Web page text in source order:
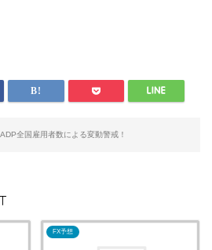
全国雇用者数による変動警戒！
FX予想